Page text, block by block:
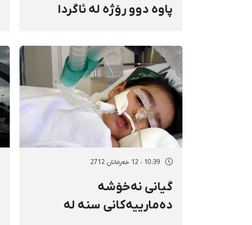
پاوە دوو رۆژە لە ئاگردا
10:39 - 12 خەرمانان 2712
گیانی نەخۆشە
دەمارییەكانی سنە لە